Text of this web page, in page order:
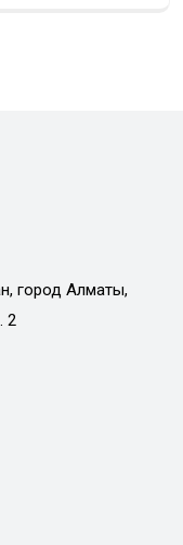
город Алматы,
2